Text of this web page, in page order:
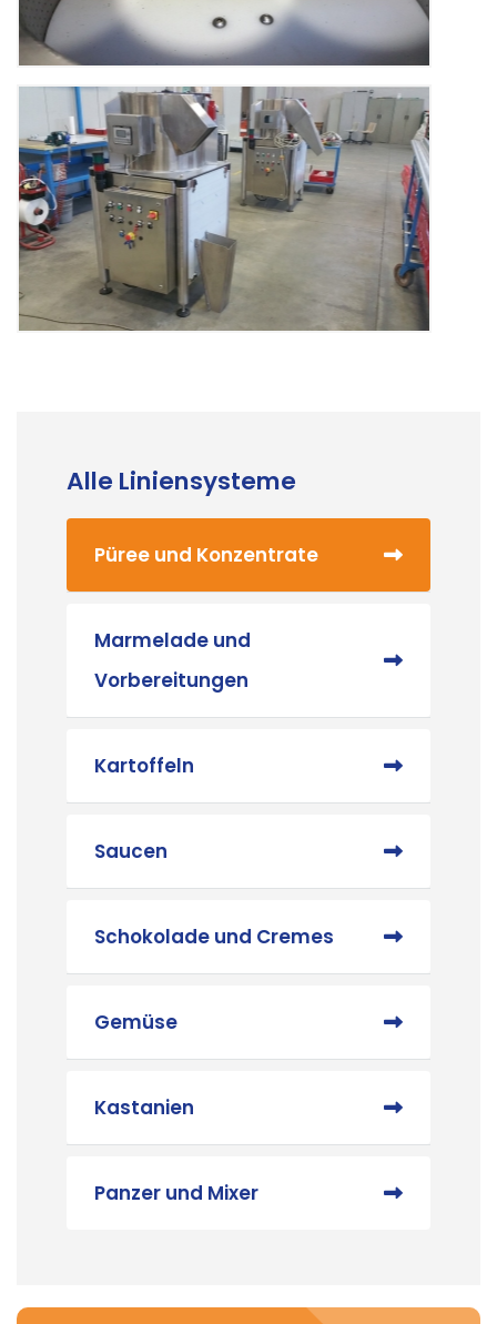
Alle Liniensysteme
Püree und Konzentrate
Marmelade und
Vorbereitungen
Kartoffeln
Saucen
Schokolade und Cremes
Gemüse
Kastanien
Panzer und Mixer